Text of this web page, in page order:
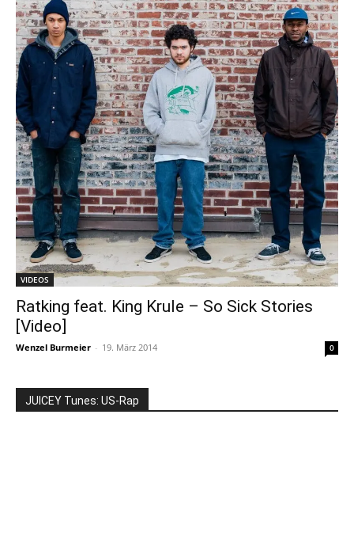
VIDEOS
Ratking feat. King Krule – So Sick Stories
[Video]
Wenzel Burmeier - 19. März 2014 0
JUICEY Tunes: US-Rap